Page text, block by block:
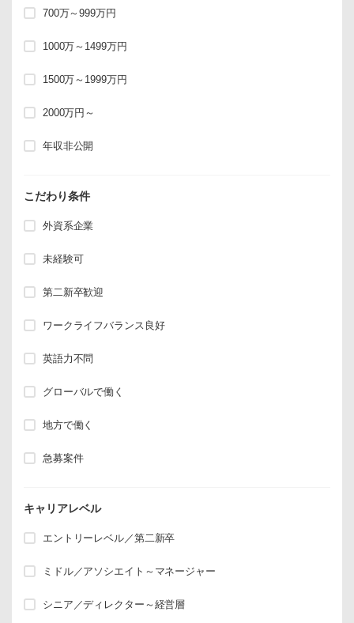
700万～999万円
1000万～1499万円
1500万～1999万円
2000万円～
年収非公開
こだわり条件
外資系企業
未経験可
第二新卒歓迎
ワークライフバランス良好
英語力不問
グローバルで働く
地方で働く
急募案件
キャリアレベル
エントリーレベル／第二新卒
ミドル／アソシエイト～マネージャー
シニア／ディレクター～経営層